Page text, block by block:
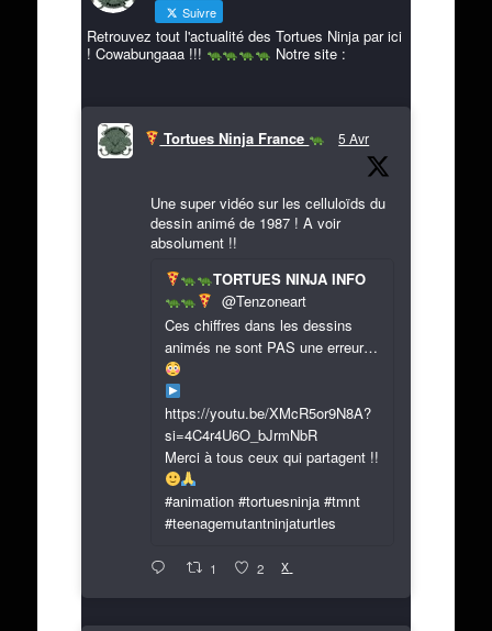
Suivre
Retrouvez tout l'actualité des Tortues Ninja par ici
! Cowabungaaa !!!
Notre site :
Tortues Ninja France 5 Avr
Une super vidéo sur les celluloïds du
dessin animé de 1987 ! A voir
absolument !!
TORTUES NINJA INFO
@Tenzoneart
Ces chiffres dans les dessins
animés ne sont PAS une erreur…
https://youtu.be/XMcR5or9N8A?
si=4C4r4U6O_bJrmNbR
Merci à tous ceux qui partagent !!
#animation #tortuesninja #tmnt
#teenagemutantninjaturtles
1 2 X